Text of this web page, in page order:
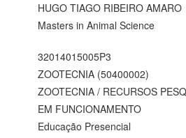
HUGO TIAGO RIBEIRO AMARO
Masters in Animal Science
32014015005P3
ZOOTECNIA (50400002)
ZOOTECNIA / RECURSOS
EM FUNCIONAMENTO
Educação Presencial